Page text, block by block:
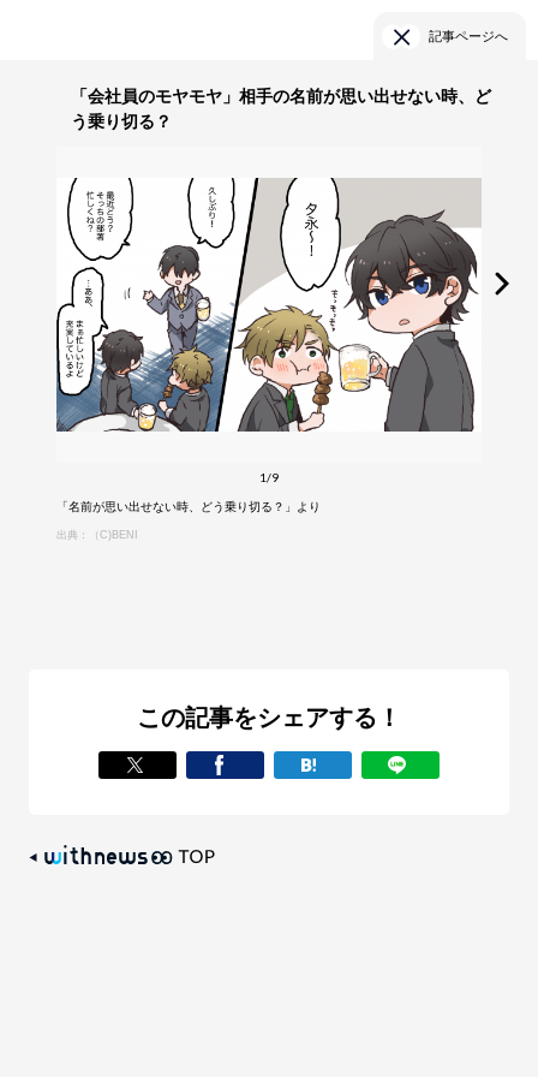
記事ページへ
「会社員のモヤモヤ」相手の名前が思い出せない時、ど
う乗り切る？
1/9
「名前が思い出せない時、どう乗り切る？」より
出典：（C)BENI
この記事をシェアする！